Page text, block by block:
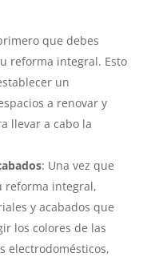
que debes
reforma integral. Esto
un
a renovar y
llevar a cabo la
: Una vez que
reforma integral,
y acabados que
los colores de las
electrodomésticos,